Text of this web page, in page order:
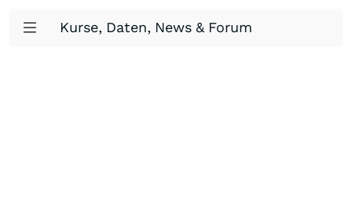
Kurse, Daten, News & Forum